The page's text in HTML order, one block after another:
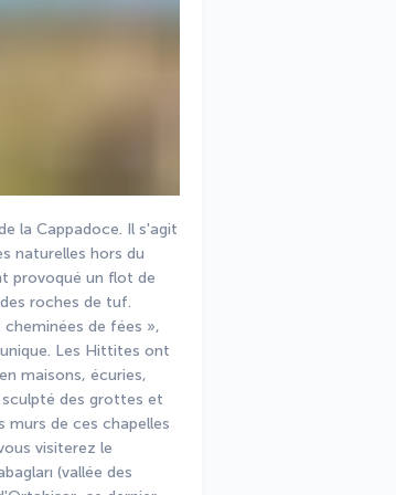
la Cappadoce. Il s'agit
naturelles hors du
provoqué un flot de
roches de tuf.
de fées »,
Les Hittites ont
maisons, écuries,
des grottes et
murs de ces chapelles
visiterez le
(vallée des